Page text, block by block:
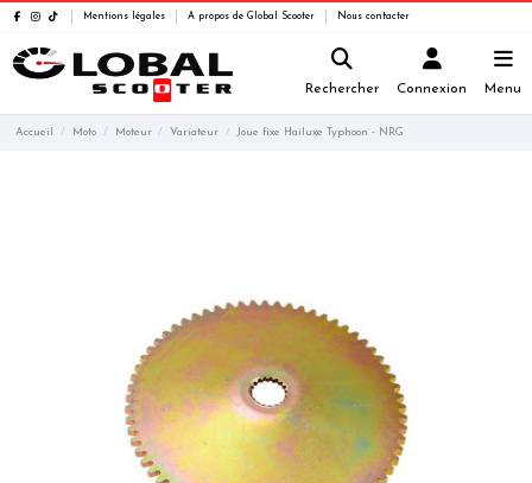
Mentions légales A propos de Global Scooter Nous contacter
Rechercher Connexion Menu
Accueil Moto Moteur Variateur Joue fixe Hailuxe Typhoon - NRG